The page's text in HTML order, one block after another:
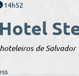
14h52
de Salvador